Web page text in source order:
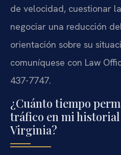
de velocidad, cuestionar
negociar una reducción
orientación sobre su
comuníquese con Law
437-7747.
¿Cuánto tiempo
tráfico en mi historial
Virginia?